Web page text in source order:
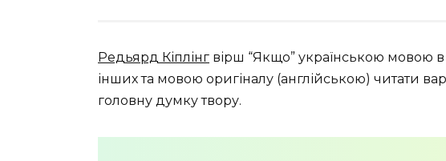
Редьярд Кіплінг вірш “Якщо” українською мовою
інших та мовою оригіналу (англійською) читати
головну думку твору.